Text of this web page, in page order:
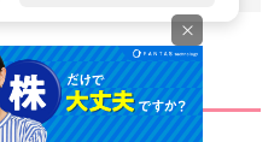
）
×